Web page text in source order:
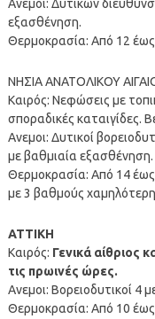
Ανεμοι: Δυτικών
εξασθένηση.
Θερμοκρασία: Από 12
ΝΗΣΙΑ ΑΝΑΤΟΛΙΚΟΥ
Καιρός: Νεφώσεις με
σποραδικές καταιγίδες.
Ανεμοι: Δυτικοί
με βαθμιαία εξασθένηση.
Θερμοκρασία: Από 14
με 3 βαθμούς
ΑΤΤΙΚΗ
Καιρός: Γενικά αίθριος
τις πρωινές ώρες.
Ανεμοι: Βορειοδυτικοί 4
Θερμοκρασία: Από 10